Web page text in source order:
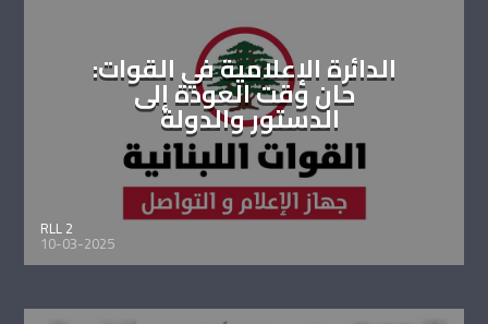
الدائرة الإعلامية في القوات:
حان وقت العودة إلى
الدستور والدولة
RLL 2
10-03-2025